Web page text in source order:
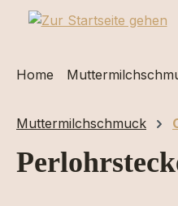
Hauptinhalt springen
Zur Suche springen
Zur Hauptnavigation
Home
Muttermilchschmuck